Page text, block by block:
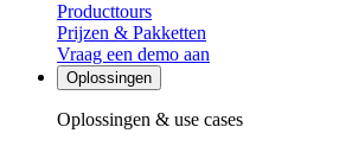
Producttours
Prijzen & Pakketten
Vraag een demo aan
Oplossingen
Oplossingen & use cases